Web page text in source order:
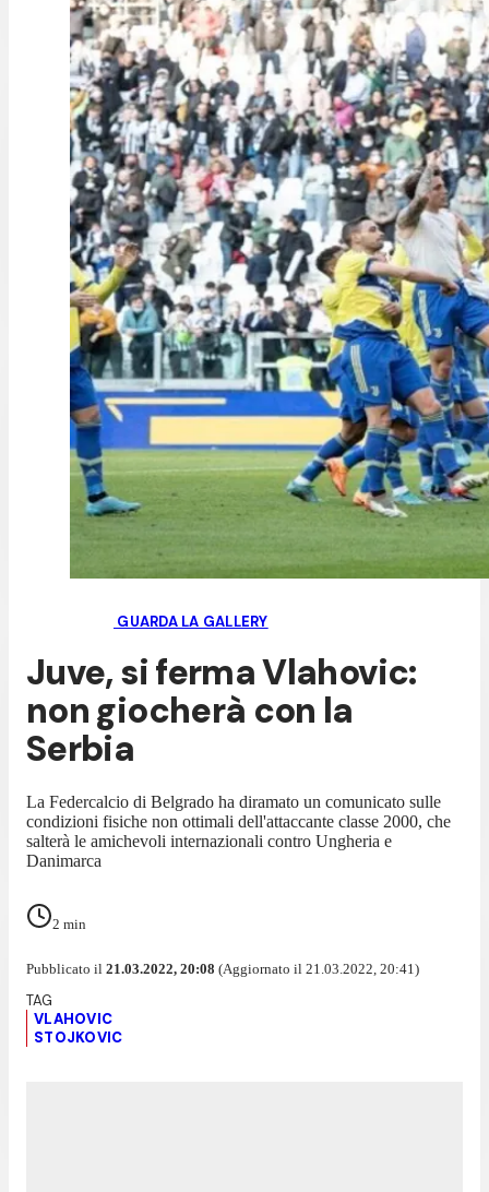
GUARDA LA GALLERY
Juve, si ferma Vlahovic:
non giocherà con la
Serbia
La Federcalcio di Belgrado ha diramato un comunicato sulle
condizioni fisiche non ottimali dell'attaccante classe 2000, che
salterà le amichevoli internazionali contro Ungheria e
Danimarca
2 min
Pubblicato il 21.03.2022, 20:08 (Aggiornato il 21.03.2022, 20:41)
VLAHOVIC
STOJKOVIC